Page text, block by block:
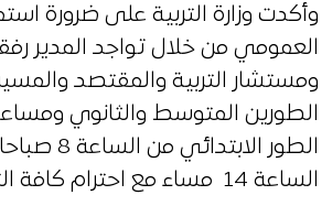
وأكدت وزارة التربية على ضرورة
العمومي من خلال تواجد المدير
ومستشار التربية والمقتصد
الطورين المتوسط والثانوي
الطور
الساعة 14 مساء مع احترام كافة التدابير الوقائية.